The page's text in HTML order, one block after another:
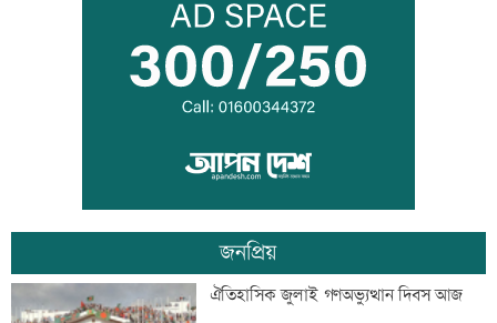
ইউএনওদের মানুষের কল্যাণে কাজ করার
আহবান প্রধানমন্ত্রীর
কালীগঞ্জে ৩ মাদকসেবীকে কারাদণ্ড
স্বেচ্ছাসেবী ফোরামের মাসব্যাপী আবৃত্তি
চিত্রাঙ্কন প্রতিযোগিতা
জনপ্রিয়
ঐতিহাসিক জুলাই গণঅভ্যুত্থান দিবস আজ